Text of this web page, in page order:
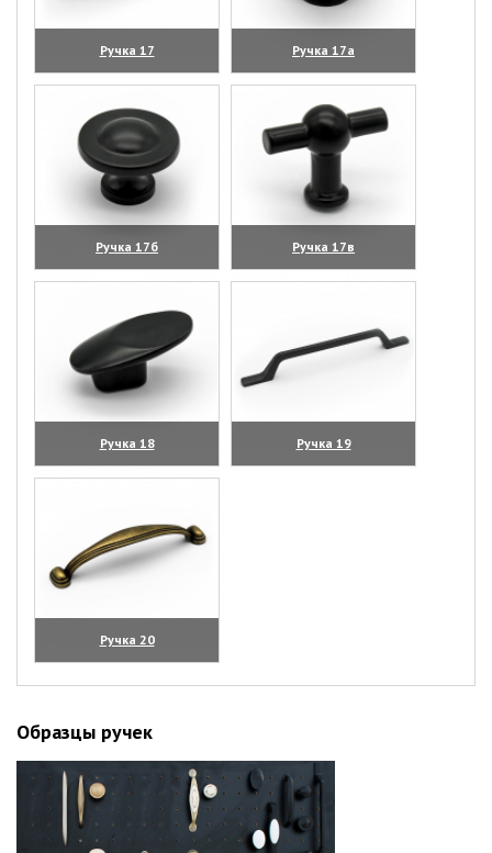
Ручка 17
(увеличить)
Ручка 17а
(увеличить)
Ручка 17б
(увеличить)
Ручка 17в
(увеличить)
Ручка 18
(увеличить)
Ручка 19
(увеличить)
Ручка 20
(увеличить)
Образцы ручек